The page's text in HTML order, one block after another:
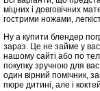
міцних і довговічних
гострими ножами,
Ну а купити блендер
зараз. Це не займе у
нашому сайті або по
покупку зручною для
один вірний помічник,
пюре дитині, але і